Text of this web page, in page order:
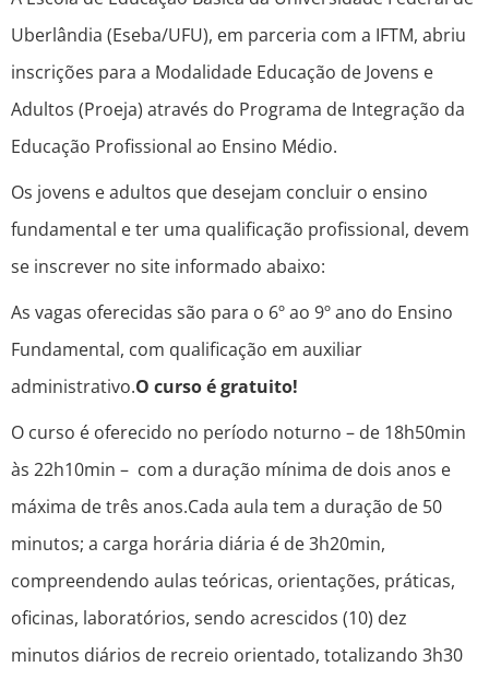
Uberlândia (Eseba/UFU), em parceria com a IFTM, abriu
inscrições para a Modalidade Educação de Jovens e
Adultos (Proeja) através do Programa de Integração da
Educação Profissional ao Ensino Médio.
Os jovens e adultos que desejam concluir o ensino
fundamental e ter uma qualificação profissional, devem
se inscrever no site informado abaixo:
As vagas oferecidas são para o 6º ao 9º ano do Ensino
Fundamental, com qualificação em auxiliar
administrativo.O curso é gratuito!
O curso é oferecido no período noturno – de 18h50min
às 22h10min – com a duração mínima de dois anos e
máxima de três anos.Cada aula tem a duração de 50
minutos; a carga horária diária é de 3h20min,
compreendendo aulas teóricas, orientações, práticas,
oficinas, laboratórios, sendo acrescidos (10) dez
minutos diários de recreio orientado, totalizando 3h30